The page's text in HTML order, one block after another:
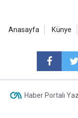
Anasayfa Künye
Haber Portalı